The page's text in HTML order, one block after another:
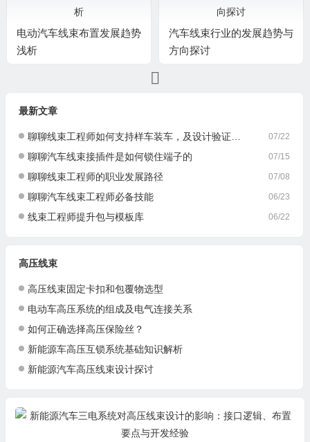
​电动汽车线束布置发展趋势
浅析
汽车线束行业的发展趋势与
方向探讨
最新文章
07/22
聊聊线束工程师如何支持样车装车，及设计验证与优化
07/15
聊聊汽车线束接插件是如何锁住端子的
07/08
聊聊线束工程师的职业发展路径
06/23
聊聊汽车线束工程师必备技能
06/22
线束工程师提升包与模板库
高压线束
高压线束固定卡扣和包覆物选型
电动车高压系统的组成及电气连接关系
如何正确选择高压保险丝？
新能源车高压互锁系统基础知识解析
新能源汽车高压线束设计探讨